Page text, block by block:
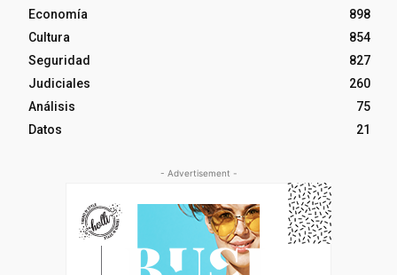
Economía
898
Cultura
854
Seguridad
827
Judiciales
260
Análisis
75
Datos
21
- Advertisement -